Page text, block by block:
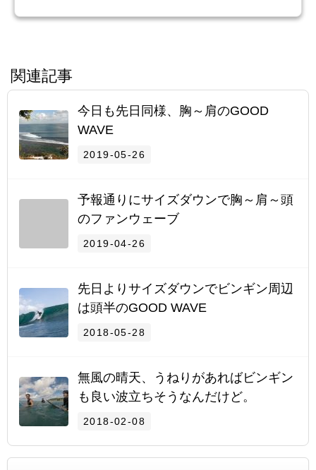
関連記事
今日も先日同様、胸～肩のGOOD
WAVE
2019-05-26
予報通りにサイズダウンで胸～肩～頭
のファンウェーブ
2019-04-26
先日よりサイズダウンでビンギン周辺
は頭半のGOOD WAVE
2018-05-28
無風の晴天、うねりがあればビンギン
も良い波立ちそうなんだけど。
2018-02-08